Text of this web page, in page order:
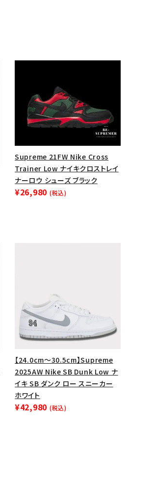
Supreme 21FW Nike Cross
Trainer Low ナイキクロストレイ
ナーロウ シューズ ブラック
¥26,980 (税込)
【24.0cm～30.5cm】Supreme
2025AW Nike SB Dunk Low ナ
イキ SB ダンク ロー スニーカー
ホワイト
¥42,980 (税込)